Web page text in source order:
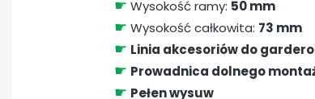
☛ Wysokość ramy: 50 mm
☛ Wysokość całkowita: 73 mm
☛ Linia akcesoriów do
☛ Prowadnica dolnego
☛ Pełen wysuw